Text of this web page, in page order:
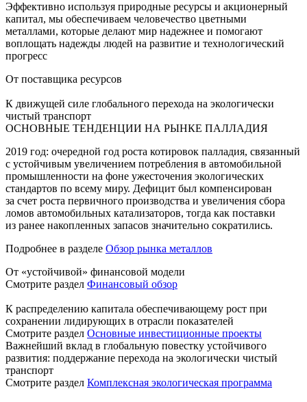
Эффективно используя природные ресурсы и акционерный
капитал, мы обеспечиваем человечество цветными
металлами, которые делают мир надежнее и помогают
воплощать надежды людей на развитие и технологический
прогресс
От поставщика ресурсов
К движущей силе глобального перехода на экологически
чистый транспорт
ОСНОВНЫЕ ТЕНДЕНЦИИ НА РЫНКЕ ПАЛЛАДИЯ
2019 год: очередной год роста котировок палладия, связанный
с устойчивым увеличением потребления в автомобильной
промышленности на фоне ужесточения экологических
стандартов по всему миру. Дефицит был компенсирован
за счет роста первичного производства и увеличения сбора
ломов автомобильных катализаторов, тогда как поставки
из ранее накопленных запасов значительно сократились.
Подробнее в разделе Обзор рынка металлов
От «устойчивой» финансовой модели
Смотрите раздел Финансовый обзор
К распределению капитала обеспечивающему рост при
сохранении лидирующих в отрасли показателей
Смотрите раздел Основные инвестиционные проекты
Важнейший вклад в глобальную повестку устойчивого
развития: поддержание перехода на экологически чистый
транспорт
Смотрите раздел Комплексная экологическая программа